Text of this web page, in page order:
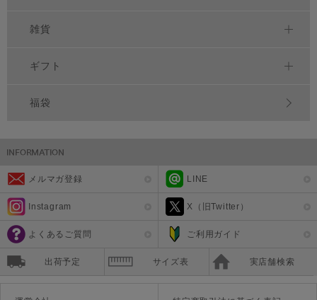
雑貨
ギフト
福袋
メルマガ登録 LINE
Instagram X（旧Twitter）
よくあるご質問 ご利用ガイド
出荷予定 サイズ表 実店舗検索